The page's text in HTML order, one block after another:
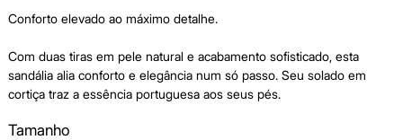
Conforto elevado ao máximo detalhe.
Com duas tiras em pele natural e acabamento sofisticado, esta
sandália alia conforto e elegância num só passo. Seu solado em
cortiça traz a essência portuguesa aos seus pés.
Tamanho